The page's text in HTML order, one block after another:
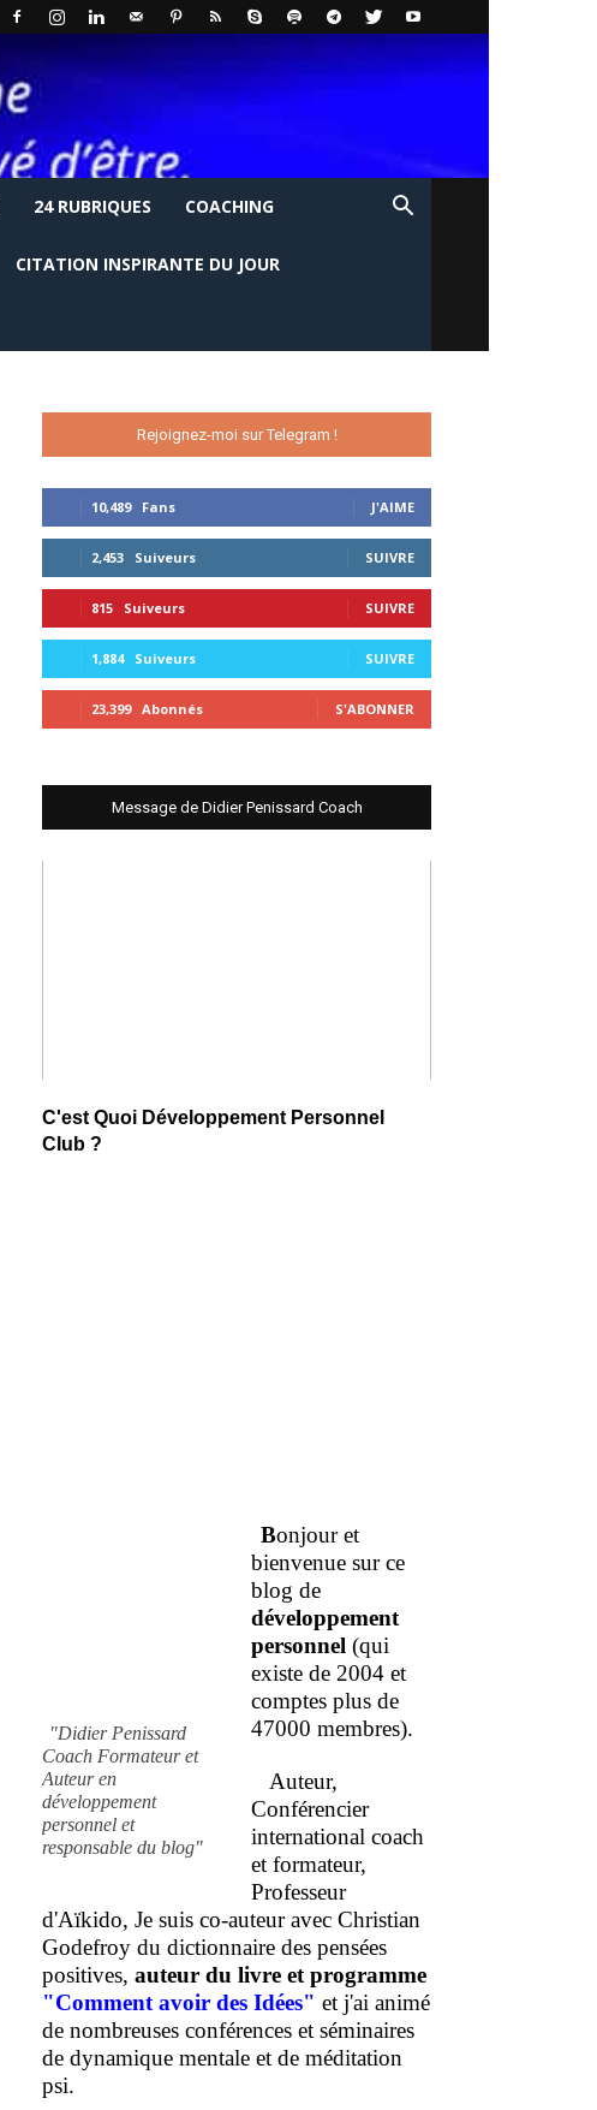
24 RUBRIQUES COACHING
CITATION INSPIRANTE DU JOUR
Rejoignez-moi sur Telegram !
10,489 Fans J'AIME
2,453 Suiveurs SUIVRE
815 Suiveurs SUIVRE
1,884 Suiveurs SUIVRE
23,399 Abonnés S'ABONNER
Message de Didier Penissard Coach
C'est Quoi Développement Personnel
Club ?
"Didier Penissard
Coach Formateur et
Auteur en
développement
personnel et
responsable du blog"
Bonjour et
bienvenue sur ce
blog de
développement
personnel (qui
existe de 2004 et
comptes plus de
47000 membres).
Auteur,
Conférencier
international coach
et formateur,
Professeur
d'Aïkido, Je suis co-auteur avec Christian
Godefroy du dictionnaire des pensées
positives, auteur du livre et programme
"Comment avoir des Idées" et j'ai animé
de nombreuses conférences et séminaires
de dynamique mentale et de méditation
psi.